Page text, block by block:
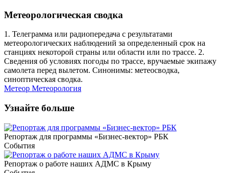
Метеорологическая сводка
1. Телеграмма или радиопередача с результатами
метеорологических наблюдений за определенный срок на
станциях некоторой страны или области или по трассе. 2.
Сведения об условиях погоды по трассе, вручаемые экипажу
самолета перед вылетом. Синонимы: метеосводка,
синоптическая сводка.
Метеор Метеорология
Узнайте больше
Репортаж для программы «Бизнес-вектор» РБК
События
Репортаж о работе наших АДМС в Крыму